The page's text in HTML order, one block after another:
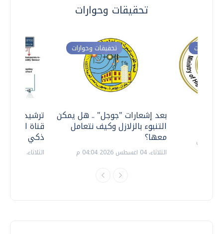
تحقيقات وحوارات
ترشيدا
قناة
ذكي
الثلاثاء، 14 يوليو 2026 06:11 م
تحقيقات وحوارات
بعد إشعارات "جوجل" .. هل يمكن
التنبوء بالزلازل وكيف نتعامل
معها؟
الثلاثاء، 04 اغسطس 2026 04:04 م
وحوارات